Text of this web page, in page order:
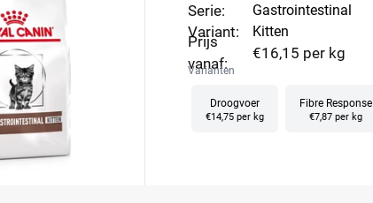
Serie:
Variant:
Prijs
vanaf:
Gastrointestinal
Kitten
€16,15 per kg
Varianten
Droogvoer
€14,75 per kg
Fibre Response
€7,87 per kg